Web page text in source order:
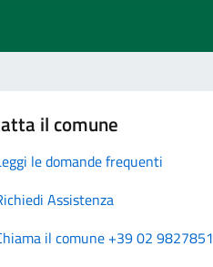
il comune
le domande frequenti
Assistenza
il comune +39 02 9827851